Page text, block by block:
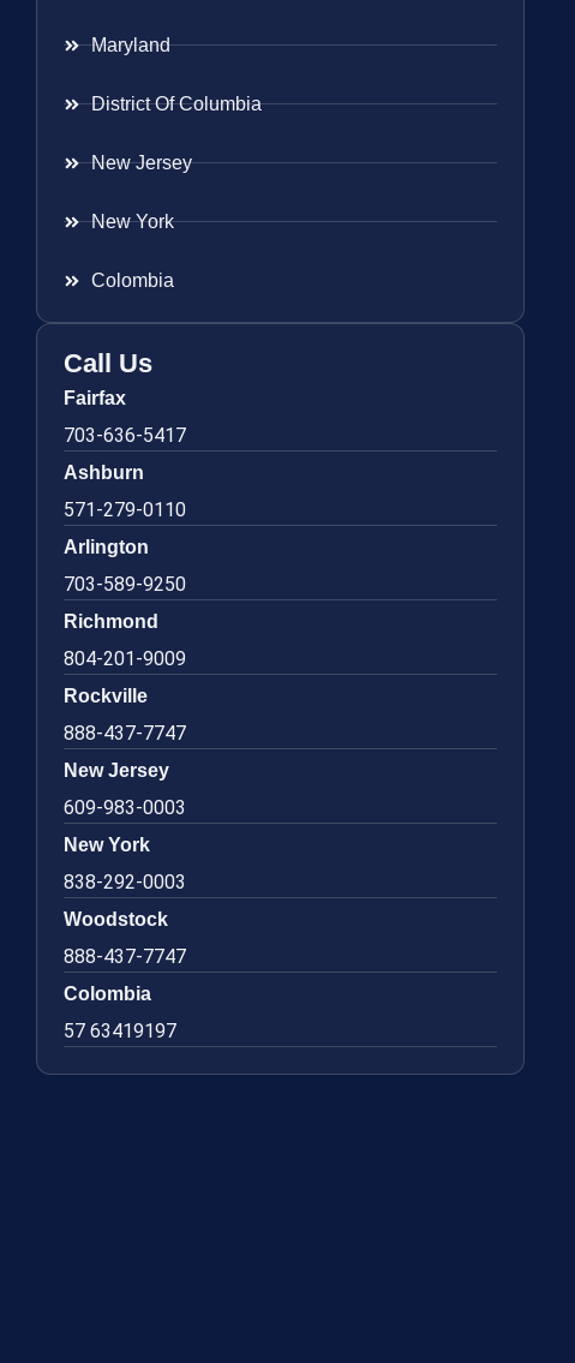
Maryland
District Of Columbia
New Jersey
New York
Colombia
Call Us
Fairfax
703-636-5417
Ashburn
571-279-0110
Arlington
703-589-9250
Richmond
804-201-9009
Rockville
888-437-7747
New Jersey
609-983-0003
New York
838-292-0003
Woodstock
888-437-7747
Colombia
57 63419197